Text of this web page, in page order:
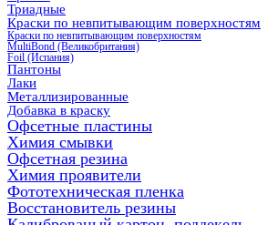
Триадные
Краски по невпитывающим поверхностям
Краски по невпитывающим поверхностям
MultiBond (Великобритания)
Foil (Испания)
Пантоны
Лаки
Металлизированные
Добавка в краску
Офсетные пластины
Химия смывки
Офсетная резина
Химия проявители
Фототехническая пленка
Восстановитель резины